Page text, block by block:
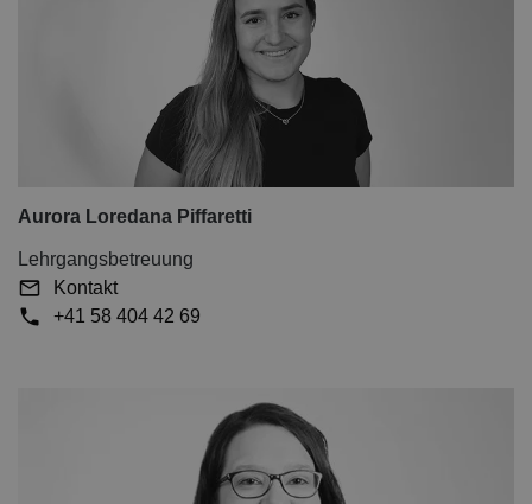
Aurora Loredana Piffaretti
Lehrgangsbetreuung
Kontakt
+41 58 404 42 69